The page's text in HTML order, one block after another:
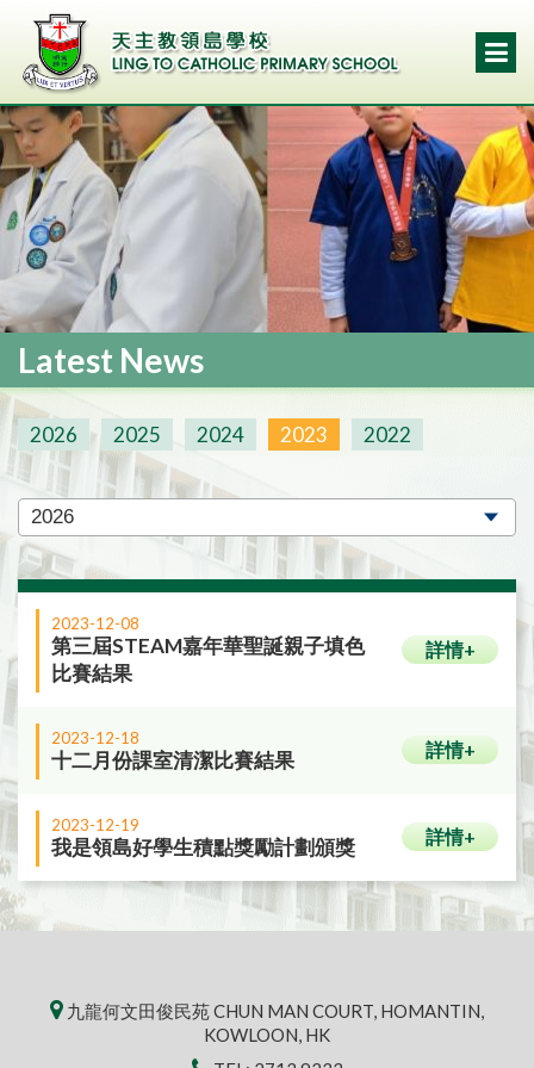
Latest News
2026 2025 2024 2023 2022
2023-12-08
第三屆STEAM嘉年華聖誕親子填色
比賽結果
詳情+
2023-12-18
十二月份課室清潔比賽結果 詳情+
2023-12-19
我是領島好學生積點獎勵計劃頒獎 詳情+
九龍何文田俊民苑 CHUN MAN COURT, HOMANTIN,
KOWLOON, HK